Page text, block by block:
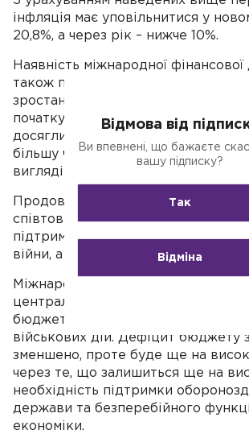
інфляція має уповільнитися у
20,8%, а через рік – нижче 10%.
Наявність міжнародної
також пожвавлення експорту
зростанню валютних вливань в
початку війни обсяги офіційного
досягли близько 23 млрд. дол.
більшу частку цих активів було
вигляді грантів за останні місяці.
Продовження колаборації з
співтовариством відіграє
підтримки функціонування
війни, а також післявоєнного
Міжнародні фінансові вливання
центральним джерелом покриття
бюджетних потреб під час
військових дій. Дефіцит бюджету
зменшено, проте буде ще на
через те, що залишиться ще на
необхідність підтримки
держави та безперебійного
економіки.
Відмова від
Ви впевнені, що бажаєте
вашу підписку?
Так
Відміна